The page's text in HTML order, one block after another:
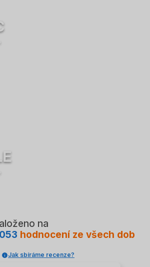
na
hodnocení ze všech dob
Jak sbíráme recenze?